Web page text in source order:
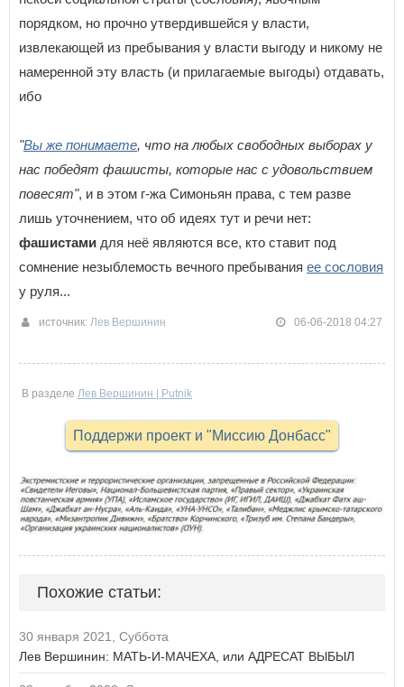
порядком, но прочно утвердившейся у власти,
извлекающей из пребывания у власти выгоду и никому не
намеренной эту власть (и прилагаемые выгоды) отдавать,
ибо
"Вы же понимаете, что на любых свободных выборах у
нас победят фашисты, которые нас с удовольствием
повесят", и в этом г-жа Симоньян права, с тем разве
лишь уточнением, что об идеях тут и речи нет:
фашистами для неё являются все, кто ставит под
сомнение незыблемость вечного пребывания ее сословия
у руля...
источник: Лев Вершинин 06-06-2018 04:27
В разделе Лев Вершинин | Putnik
Поддержи проект и "Миссию Донбасс"
Похожие статьи:
30 января 2021, Суббота
Лев Вершинин: МАТЬ-И-МАЧЕХА, или АДРЕСАТ ВЫБЫЛ